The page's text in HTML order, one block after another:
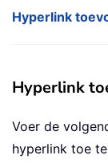
Hyperlink
Hyperlink
Voer de
hyperlink toe